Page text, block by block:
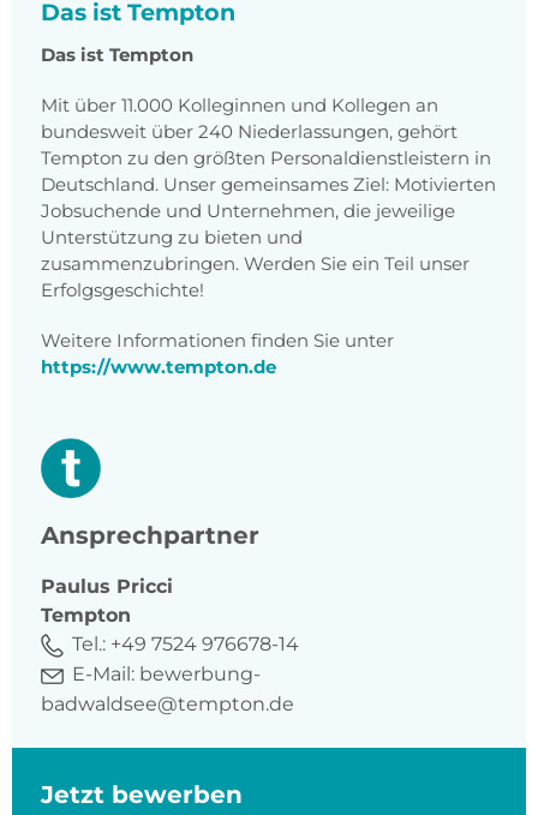
Das ist Tempton
Das ist Tempton
Mit über 11.000 Kolleginnen und Kollegen an
bundesweit über 240 Niederlassungen, gehört
Tempton zu den größten Personaldienstleistern in
Deutschland. Unser gemeinsames Ziel: Motivierten
Jobsuchende und Unternehmen, die jeweilige
Unterstützung zu bieten und
zusammenzubringen. Werden Sie ein Teil unser
Erfolgsgeschichte!
Weitere Informationen finden Sie unter
https://www.tempton.de
Ansprechpartner
Paulus Pricci
Tempton
Tel.: +49 7524 976678-14
E-Mail: bewerbung-
badwaldsee@tempton.de
Jetzt bewerben